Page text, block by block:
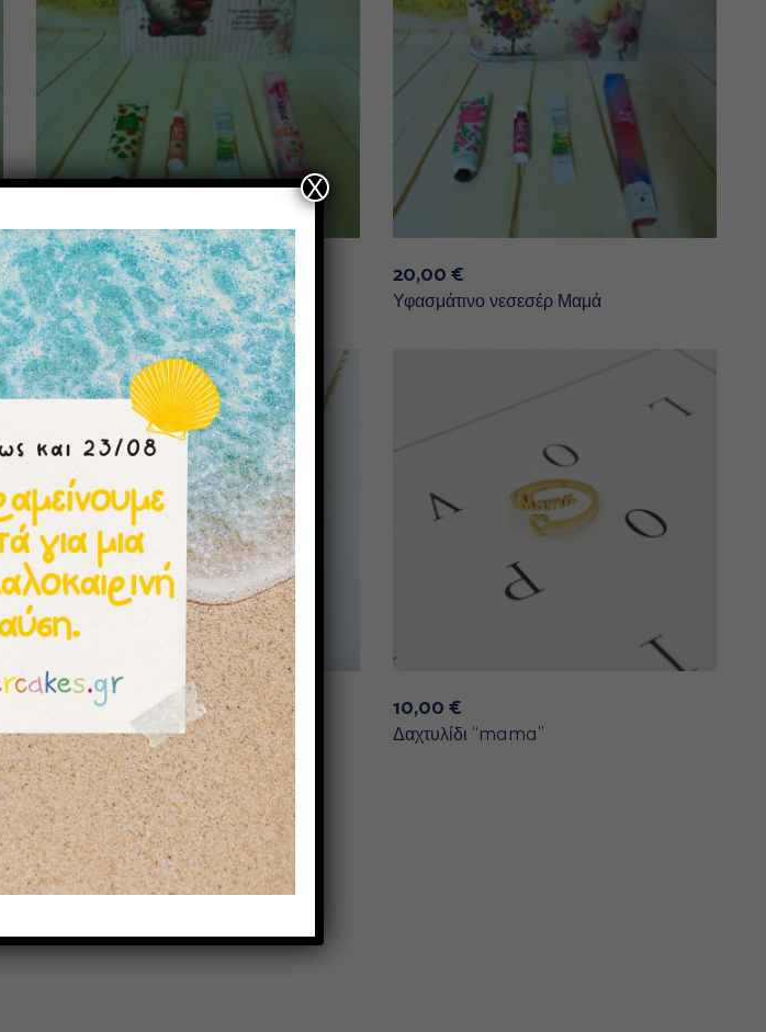
20,00€
Υφασμάτινο νεσεσέρ Μαμά
20,00€
Υφασμάτινο νεσεσέρ Μαμά
€
Κολιέ mom infinity
10,00€
Δαχτυλίδι “mama”
X